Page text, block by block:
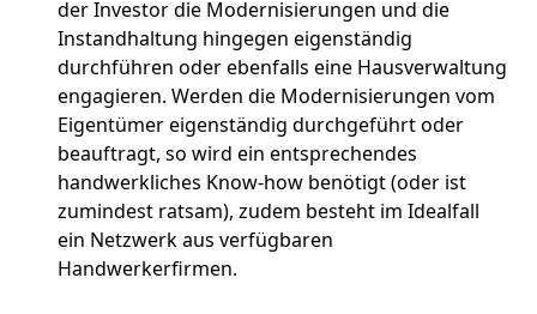
der Investor die Modernisierungen und die
Instandhaltung hingegen eigenständig
durchführen oder ebenfalls eine Hausverwaltung
engagieren. Werden die Modernisierungen vom
Eigentümer eigenständig durchgeführt oder
beauftragt, so wird ein entsprechendes
handwerkliches Know-how benötigt (oder ist
zumindest ratsam), zudem besteht im Idealfall
ein Netzwerk aus verfügbaren
Handwerkerfirmen.